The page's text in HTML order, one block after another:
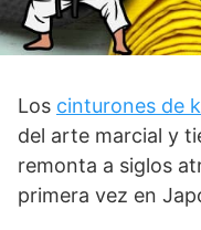
Los cinturones de
del arte marcial y
remonta a siglos
primera vez en